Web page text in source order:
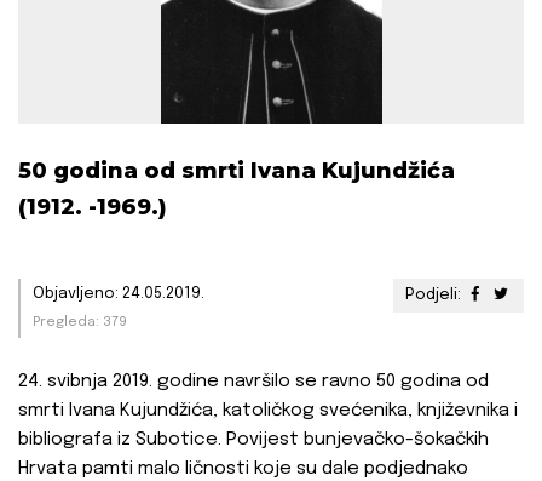
50 godina od smrti Ivana Kujundžića
(1912. -1969.)
Podjeli:
Objavljeno: 24.05.2019.
Pregleda: 379
24. svibnja 2019. godine navršilo se ravno 50 godina od
smrti Ivana Kujundžića, katoličkog svećenika, književnika i
bibliografa iz Subotice. Povijest bunjevačko-šokačkih
Hrvata pamti malo ličnosti koje su dale podjednako